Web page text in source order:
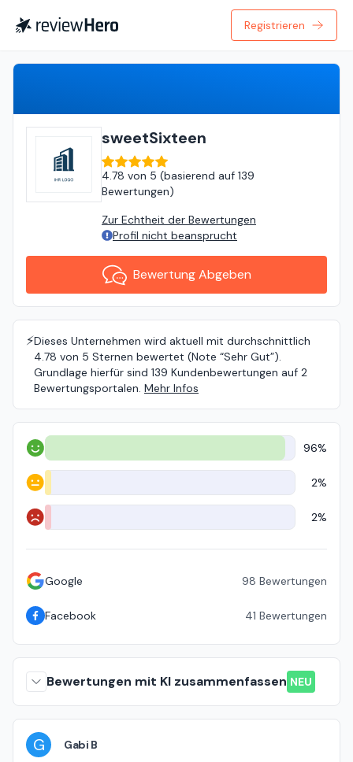
Registrieren
sweetSixteen
4.78 von 5 (basierend auf 139
Bewertungen)
Zur Echtheit der Bewertungen
Profil nicht beansprucht
Bewertung Abgeben
⚡️Dieses Unternehmen wird aktuell mit durchschnittlich
4.78 von 5 Sternen bewertet (Note “Sehr Gut”).
Grundlage hierfür sind 139 Kundenbewertungen auf 2
Bewertungsportalen. Mehr Infos
Positiv 96%
Neutral 2%
Negativ 2%
Google 98 Bewertungen
Facebook 41 Bewertungen
Bewertungen mit KI zusammenfassen NEU
G Gabi B